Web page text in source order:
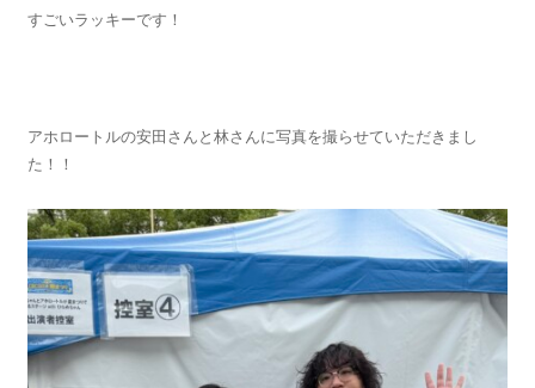
すごいラッキーです！
アホロートルの安田さんと林さんに写真を撮らせていただきまし
た！！